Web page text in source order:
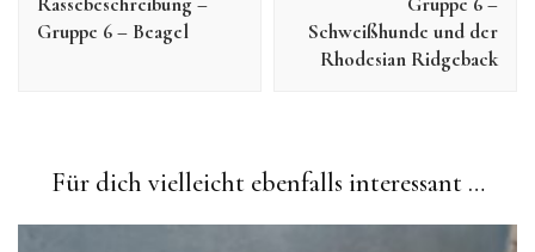
Gruppe 6 – Beagel
Schweißhunde und der
Rhodesian Ridgeback
Für dich vielleicht ebenfalls interessant …